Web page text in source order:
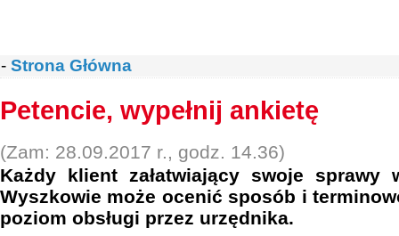
- Strona Główna
Petencie, wypełnij ankietę
(Zam: 28.09.2017 r., godz. 14.36)
Każdy klient załatwiający swoje sprawy
Wyszkowie może ocenić sposób i
poziom obsługi przez urzędnika.